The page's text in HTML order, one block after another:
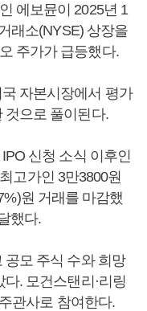
에보뮨이 2025년 1
래소(NYSE) 상장을
주가가 급등했다.
자본시장에서 평가
것으로 풀이된다.
신청 소식 이후인
고가인 3만3800원
원 거래를 마감했
했다.
공모 주식 수와 희망
. 모건스탠리·리링
관사로 참여한다.